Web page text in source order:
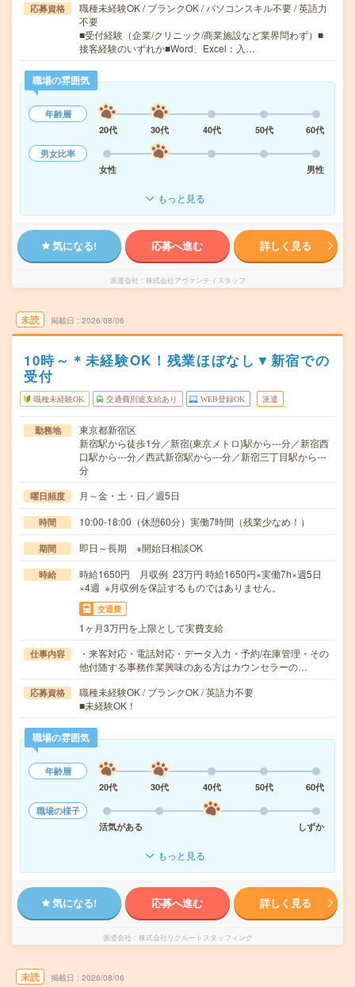
応募資格
職種未経験OK / ブランクOK / パソコンスキル不要 / 英語力
不要
■受付経験（企業/クリニック/商業施設など業界問わず）■
接客経験のいずれか■Word、Excel：入…
職場の雰囲気
年齢層
20代
30代 40代 50代
60代
男女比率
女性
男性
もっと見る
気になる! 応募へ進む 詳しく見る
派遣会社 株式会社アヴァンティスタッフ
未読 掲載日 2026/08/06
10時～＊未経験OK！残業ほぼなし▼新宿での
受付
職種未経験OK 交通費別途支給あり WEB登録OK 派遣
勤務地
東京都新宿区
新宿駅から徒歩1分／新宿(東京メトロ)駅から---分／新宿西
口駅から---分／西武新宿駅から---分／新宿三丁目駅から---
分
曜日頻度 月～金・土・日／週5日
時間 10:00-18:00（休憩60分）実働7時間（残業少なめ！）
期間 即日～長期 ※開始日相談OK
時給
時給1650円 月収例 23万円 時給1650円×実働7h×週5日
×4週 ※月収例を保証するものではありません。
交通費
1ヶ月3万円を上限として実費支給
仕事内容
・来客対応・電話対応・データ入力・予約/在庫管理・その
他付随する事務作業興味のある方はカウンセラーの…
応募資格
職種未経験OK / ブランクOK / 英語力不要
■未経験OK！
職場の雰囲気
年齢層
20代
30代 40代 50代
60代
職場の様子
活気がある
しずか
もっと見る
気になる! 応募へ進む 詳しく見る
派遣会社 株式会社リクルートスタッフィング
未読 掲載日 2026/08/06